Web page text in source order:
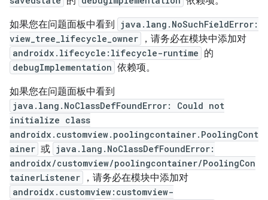
如果您在问题面板中看到
java.lang.NoSuchFieldError:
view_tree_lifecycle_owner
，请务必在模块中添加对
androidx.lifecycle:lifecycle-runtime 的
debugImplementation 依赖项。
如果您在问题面板中看到
java.lang.NoClassDefFoundError: Could not
initialize class
androidx.customview.poolingcontainer.PoolingCont
ainer 或 java.lang.NoClassDefFoundError:
androidx/customview/poolingcontainer/PoolingCon
tainerListener
，请务必在模块中添加对
androidx.customview:customview-